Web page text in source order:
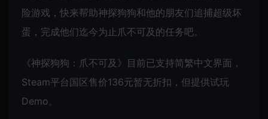
险游戏，快来帮助神探狗狗和他的朋友们追捕超级坏
蛋，完成他们迄今为止爪不可及的任务吧。
《神探狗狗：爪不可及》目前已支持简繁中文界面，
Steam平台国区售价136元暂无折扣，但提供试玩
Demo。